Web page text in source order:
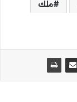
ملك